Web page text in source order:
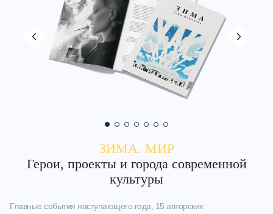
ЗИМА. МИР
Герои, проекты и города современной
культуры
Главные события наступающего года, 15 авторских